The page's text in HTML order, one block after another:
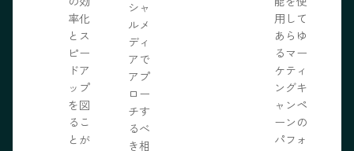
率化
とス
ピー
ドア
ップ
を図
るこ
とが
シャ
ルメ
ディ
アで
アプ
ロー
チす
るべ
き相
用して
あらゆ
るマー
ケティ
ングキ
ャンペ
ーンの
パフォ